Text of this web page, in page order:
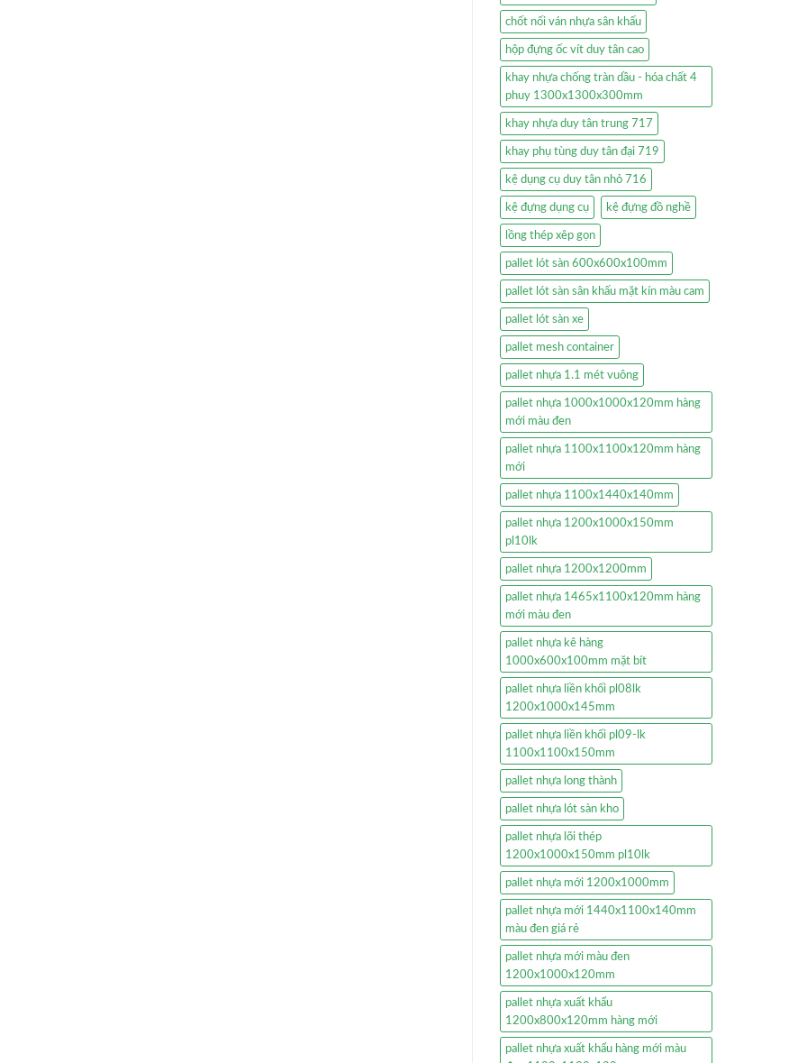
chốt nối ván nhựa sân khấu
hộp đựng ốc vít duy tân cao
khay nhựa chống tràn dầu - hóa chất 4
phuy 1300x1300x300mm
khay nhựa duy tân trung 717
khay phụ tùng duy tân đại 719
kệ dụng cụ duy tân nhỏ 716
kệ đựng dụng cụ kệ đựng đồ nghề
lồng thép xêp gọn
pallet lót sàn 600x600x100mm
pallet lót sàn sân khấu mặt kín màu cam
pallet lót sàn xe
pallet mesh container
pallet nhựa 1.1 mét vuông
pallet nhựa 1000x1000x120mm hàng
mới màu đen
pallet nhựa 1100x1100x120mm hàng
mới
pallet nhựa 1100x1440x140mm
pallet nhựa 1200x1000x150mm
pl10lk
pallet nhựa 1200x1200mm
pallet nhựa 1465x1100x120mm hàng
mới màu đen
pallet nhựa kê hàng
1000x600x100mm mặt bít
pallet nhựa liền khối pl08lk
1200x1000x145mm
pallet nhựa liền khối pl09-lk
1100x1100x150mm
pallet nhựa long thành
pallet nhựa lót sàn kho
pallet nhựa lõi thép
1200x1000x150mm pl10lk
pallet nhựa mới 1200x1000mm
pallet nhựa mới 1440x1100x140mm
màu đen giá rẻ
pallet nhựa mới màu đen
1200x1000x120mm
pallet nhựa xuất khẩu
1200x800x120mm hàng mới
pallet nhựa xuất khẩu hàng mới màu